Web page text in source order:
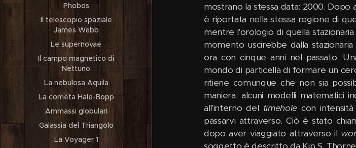
Phobos
Il telescopio spaziale
James Webb
Le supernovae
Il campo magnetico di
Nettuno
La nebulosa Aquila
La cometa Hale-Bopp
Ammassi globulari
Galassia del Triangolo
La Voyager 1
mostrano la stessa data: 2000.
è riportata nella stessa regione di
mentre l'orologio di quella
momento uscirebbe dalla
ora con cinque anni nel passato.
mondo di particella di formare un
ritiene comunque che non sia
maniera; alcuni modelli matematici
all'interno del timeholecon intensità
passarvi attraverso. Ciò è stato
dopo aver viaggiato attraverso il